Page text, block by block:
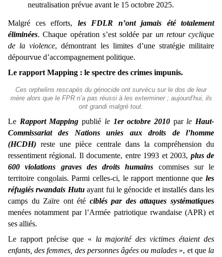
neutralisation prévue avant le 15 octobre 2025.
Malgré ces efforts, les FDLR n’ont jamais été totalement
éliminées. Chaque opération s’est soldée par un retour cyclique
de la violence, démontrant les limites d’une stratégie militaire
dépourvue d’accompagnement politique.
Le rapport Mapping : le spectre des crimes impunis.
Ces orphelins rescapés du génocide ont survécu sur le dos de leur
mère alors que le FPR n’a pas réussi à les exterminer ; aujourd’hui, ils
ont grandi malgré tout.
Le Rapport Mapping publié le 1er octobre 2010par le Haut-
Commissariat des Nations unies aux droits de l’homme
(HCDH) reste une pièce centrale dans la compréhension du
ressentiment régional. Il documente, entre 1993 et 2003, plus de
600 violations graves des droits humains
commises sur le
territoire congolais. Parmi celles-ci, le rapport mentionne que les
réfugiés rwandais Hutuayant fui le génocide et installés dans les
camps du Zaïre ont été ciblés par des attaques systématiques
menées notamment par l’Armée patriotique rwandaise (APR) et
ses alliés.
Le rapport précise que « la majorité des victimes étaient des
enfants, des femmes, des personnes âgées ou malades », et que la